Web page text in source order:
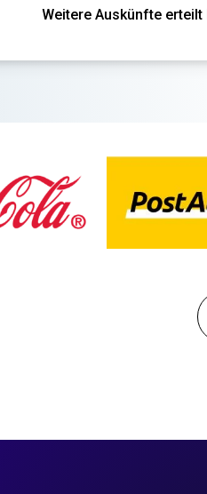
Weitere Auskünfte erteilt